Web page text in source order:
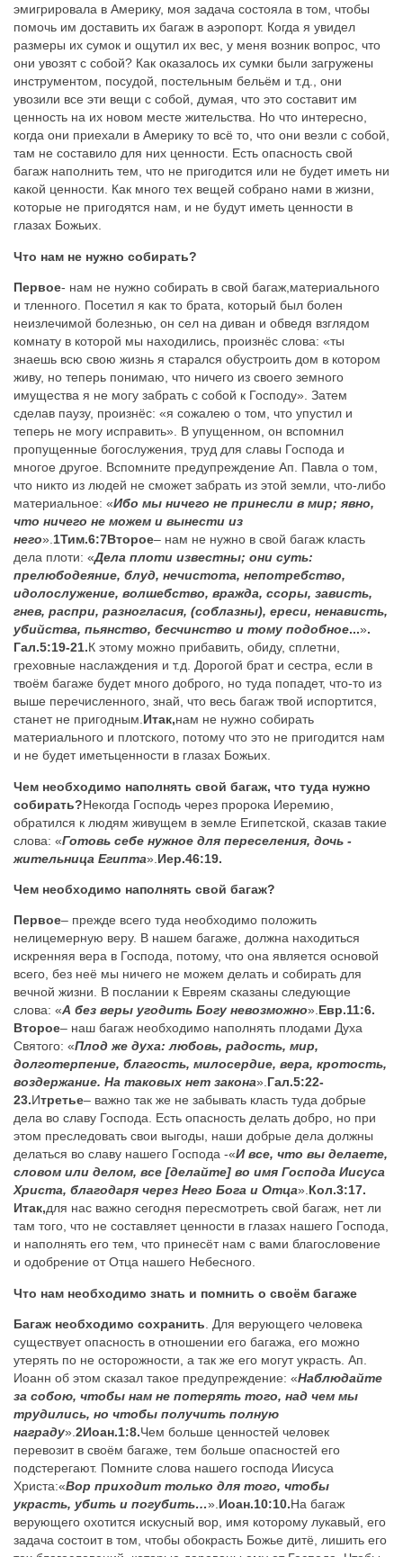
эмигрировала в Америку, моя задача состояла в том, чтобы
помочь им доставить их багаж в аэропорт. Когда я увидел
размеры их сумок и ощутил их вес, у меня возник вопрос, что
они увозят с собой? Как оказалось их сумки были загружены
инструментом, посудой, постельным бельём и т.д., они
увозили все эти вещи с собой, думая, что это составит им
ценность на их новом месте жительства. Но что интересно,
когда они приехали в Америку то всё то, что они везли с собой,
там не составило для них ценности. Есть опасность свой
багаж наполнить тем, что не пригодится или не будет иметь ни
какой ценности. Как много тех вещей собрано нами в жизни,
которые не пригодятся нам, и не будут иметь ценности в
глазах Божьих.
Что нам не нужно собирать?
Первое- нам не нужно собирать в свой багаж, материального
и тленного. Посетил я как то брата, который был болен
неизлечимой болезнью, он сел на диван и обведя взглядом
комнату в которой мы находились, произнёс слова: «ты
знаешь всю свою жизнь я старался обустроить дом в котором
живу, но теперь понимаю, что ничего из своего земного
имущества я не могу забрать с собой к Господу». Затем
сделав паузу, произнёс: «я сожалею о том, что упустил и
теперь не могу исправить». В упущенном, он вспомнил
пропущенные богослужения, труд для славы Господа и
многое другое. Вспомните предупреждение Ап. Павла о том,
что никто из людей не сможет забрать из этой земли, что-либо
материальное: «Ибо мы ничего не принесли в мир; явно,
что ничего не можем и вынести из
него». 1Тим.6:7Второе– нам не нужно в свой багаж класть
дела плоти: «Дела плоти известны; они суть:
прелюбодеяние, блуд, нечистота, непотребство,
идолослужение, волшебство, вражда, ссоры, зависть,
гнев, распри, разногласия, (соблазны), ереси, ненависть,
убийства, пьянство, бесчинство и тому подобное...».
Гал.5:19-21.К этому можно прибавить, обиду, сплетни,
греховные наслаждения и т.д. Дорогой брат и сестра, если в
твоём багаже будет много доброго, но туда попадет, что-то из
выше перечисленного, знай, что весь багаж твой испортится,
станет не пригодным. Итак,нам не нужно собирать
материального и плотского, потому что это не пригодится нам
и не будет иметьценности в глазах Божьих.
Чем необходимо наполнять свой багаж, что туда нужно
собирать?Некогда Господь через пророка Иеремию,
обратился к людям живущем в земле Египетской, сказав такие
слова: «Готовь себе нужное для переселения, дочь -
жительница Египта». Иер.46:19.
Чем необходимо наполнять свой багаж?
Первое– прежде всего туда необходимо положить
нелицемерную веру. В нашем багаже, должна находиться
искренняя вера в Господа, потому, что она является основой
всего, без неё мы ничего не можем делать и собирать для
вечной жизни. В послании к Евреям сказаны следующие
слова: «А без веры угодить Богу невозможно».Евр.11:6.
Второе– наш багаж необходимо наполнять плодами Духа
Святого: «Плод же духа: любовь, радость, мир,
долготерпение, благость, милосердие, вера, кротость,
воздержание. На таковых нет закона».Гал.5:22-
23.Итретье– важно так же не забывать класть туда добрые
дела во славу Господа. Есть опасность делать добро, но при
этом преследовать свои выгоды, наши добрые дела должны
делаться во славу нашего Господа -«И все, что вы делаете,
словом или делом, все [делайте] во имя Господа Иисуса
Христа, благодаря через Него Бога и Отца».Кол.3:17.
Итак,для нас важно сегодня пересмотреть свой багаж, нет ли
там того, что не составляет ценности в глазах нашего Господа,
и наполнять его тем, что принесёт нам с вами благословение
и одобрение от Отца нашего Небесного.
Что нам необходимо знать и помнить о своём багаже
Багаж необходимо сохранить . Для верующего человека
существует опасность в отношении его багажа, его можно
утерять по не осторожности, а так же его могут украсть. Ап.
Иоанн об этом сказал такое предупреждение: «Наблюдайте
за собою, чтобы нам не потерять того, над чем мы
трудились, но чтобы получить полную
награду». 2Иоан.1:8.Чем больше ценностей человек
перевозит в своём багаже, тем больше опасностей его
подстерегают. Помните слова нашего господа Иисуса
Христа:«Вор приходит только для того, чтобы
украсть, убить и погубить…». Иоан.10:10.На багаж
верующего охотится искусный вор, имя которому лукавый, его
задача состоит в том, чтобы обокрасть Божье дитё, лишить его